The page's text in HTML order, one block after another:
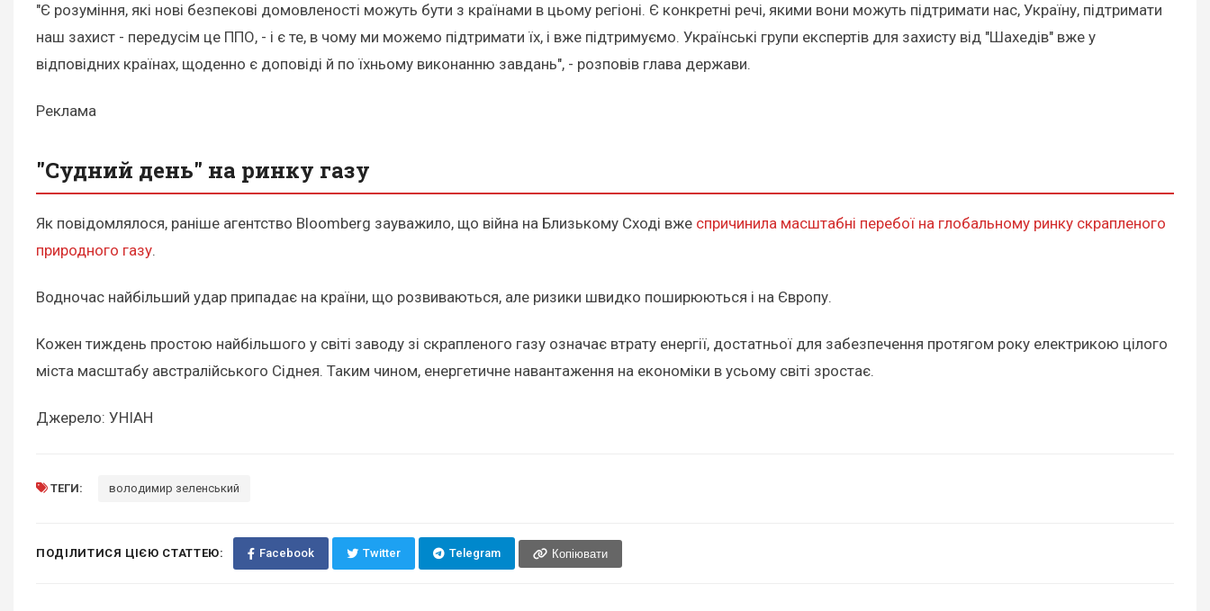
"Є розуміння, які нові безпекові домовленості можуть бути з країнами в цьому регіоні. Є конкретні речі, якими вони можуть підтримати нас, Україну, підтримати
наш захист - передусім це ППО, - і є те, в чому ми можемо підтримати їх, і вже підтримуємо. Українські групи експертів для захисту від "Шахедів" вже у
відповідних країнах, щоденно є доповіді й по їхньому виконанню завдань", - розповів глава держави.
Реклама
"Судний день" на ринку газу
Як повідомлялося, раніше агентство Bloomberg зауважило, що війна на Близькому Сході вже спричинила масштабні перебої на глобальному ринку скрапленого
природного газу.
Водночас найбільший удар припадає на країни, що розвиваються, але ризики швидко поширюються і на Європу.
Кожен тиждень простою найбільшого у світі заводу зі скрапленого газу означає втрату енергії, достатньої для забезпечення протягом року електрикою цілого
міста масштабу австралійського Сіднея. Таким чином, енергетичне навантаження на економіки в усьому світі зростає.
Джерело: УНІАН
ТЕГИ: володимир зеленський
ПОДІЛИТИСЯ ЦІЄЮ СТАТТЕЮ: Facebook Twitter Telegram Копіювати